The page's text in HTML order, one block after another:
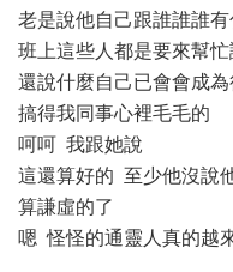
老是說他自己跟誰誰誰
班上這些人都是要來幫
還說什麼自己已會會成
搞得我同事心裡毛毛的
呵呵 我跟她說
這還算好的 至少他沒說
算謙虛的了
嗯 怪怪的通靈人真的越